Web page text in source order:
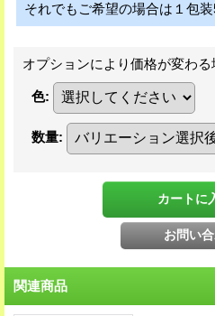
それでもご希望の場合は１包
オプションにより価格が変わる
色:
数量:
関連商品